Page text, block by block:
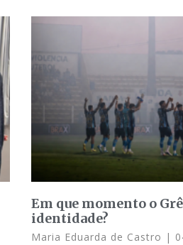
Em que momento o
identidade?
Maria Eduarda de Castro